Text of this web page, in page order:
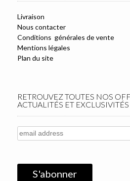
Livraison
Nous contacter
Conditions générales de vente
Mentions légales
Plan du site
RETROUVEZ TOUTES NOS
ACTUALITÉS ET EXCLUSIVITÉS